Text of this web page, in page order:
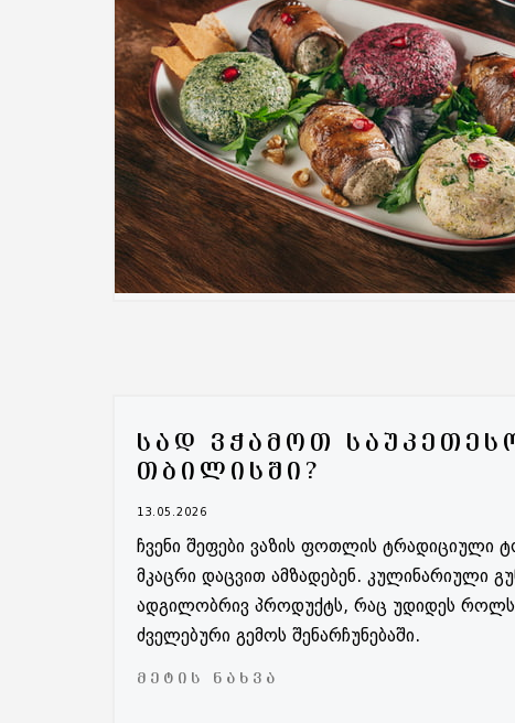
ᲡᲐᲓ ᲕᲭᲐᲛᲝᲗ
ᲗᲑᲘᲚᲘᲡᲨᲘ?
13.05.2026
ჩვენი შეფები ვაზის ფოთლის ტრადიციული
მკაცრი დაცვით ამზადებენ. კულინარიული
ადგილობრივ პროდუქტს, რაც უდიდეს როლს
ძველებური გემოს შენარჩუნებაში.
ᲛᲔᲢᲘᲡ ᲜᲐᲮᲕᲐ